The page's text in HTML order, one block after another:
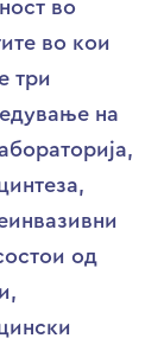
во
во кои
три
на
од